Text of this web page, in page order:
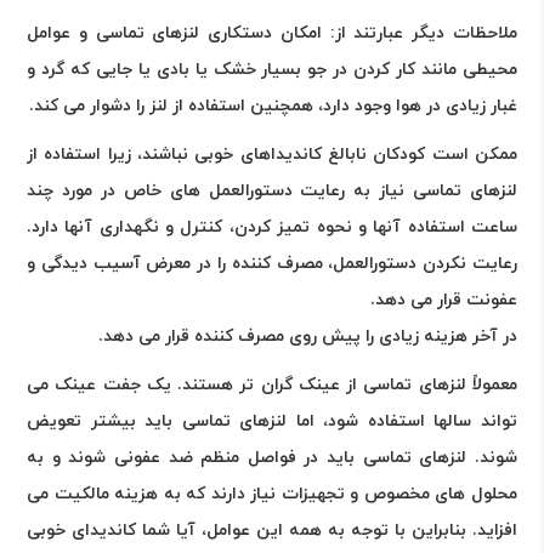
ملاحظات دیگر عبارتند از: امکان دستکاری لنزهای تماسی و عوامل
محیطی مانند کار کردن در جو بسیار خشک یا بادی یا جایی که گرد و
غبار زیادی در هوا وجود دارد، همچنین استفاده از لنز را دشوار می کند.
ممکن است کودکان نابالغ کاندیداهای خوبی نباشند، زیرا استفاده از
لنزهای تماسی نیاز به رعایت دستورالعمل های خاص در مورد چند
ساعت استفاده آنها و نحوه تمیز کردن، کنترل و نگهداری آنها دارد.
رعایت نکردن دستورالعمل، مصرف کننده را در معرض آسیب دیدگی و
عفونت قرار می دهد.
در آخر هزینه زیادی را پیش روی مصرف کننده قرار می دهد.
معمولاً لنزهای تماسی از عینک گران تر هستند. یک جفت عینک می
تواند سالها استفاده شود، اما لنزهای تماسی باید بیشتر تعویض
شوند. لنزهای تماسی باید در فواصل منظم ضد عفونی شوند و به
محلول های مخصوص و تجهیزات نیاز دارند که به هزینه مالکیت می
افزاید. بنابراین با توجه به همه این عوامل، آیا شما کاندیدای خوبی